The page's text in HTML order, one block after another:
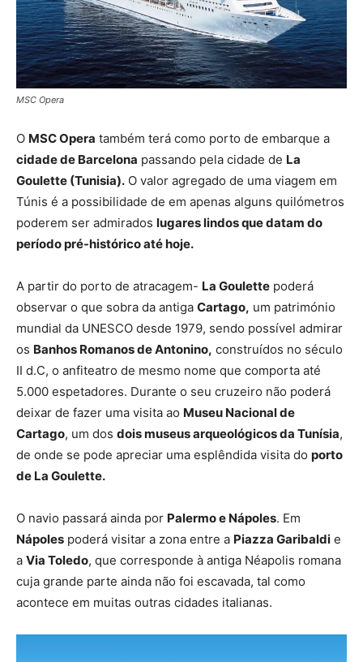
MSC Opera
O MSC Opera também terá como porto de embarque a
cidade de Barcelona passando pela cidade de La
Goulette (Tunisia). O valor agregado de uma viagem em
Túnis é a possibilidade de em apenas alguns quilómetros
poderem ser admirados lugares lindos que datam do
período pré-histórico até hoje.
A partir do porto de atracagem- La Goulette poderá
observar o que sobra da antiga Cartago, um património
mundial da UNESCO desde 1979, sendo possível admirar
os Banhos Romanos de Antonino, construídos no século
II d.C, o anfiteatro de mesmo nome que comporta até
5.000 espetadores. Durante o seu cruzeiro não poderá
deixar de fazer uma visita ao Museu Nacional de
Cartago, um dos dois museus arqueológicos da Tunísia,
de onde se pode apreciar uma esplêndida visita do porto
de La Goulette.
O navio passará ainda por Palermo e Nápoles. Em
Nápoles poderá visitar a zona entre a Piazza Garibaldi e
a Via Toledo, que corresponde à antiga Néapolis romana
cuja grande parte ainda não foi escavada, tal como
acontece em muitas outras cidades italianas.